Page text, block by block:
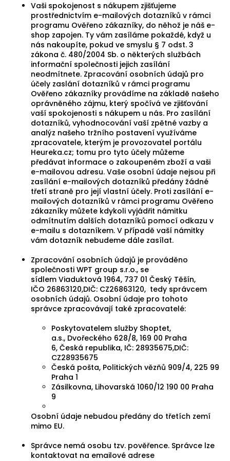
Vaši spokojenost s nákupem zjišťujeme
prostřednictvím e-mailových dotazníků v rámci
programu Ověřeno zákazníky, do něhož je náš e-
shop zapojen. Ty vám zasíláme pokaždé, když u
nás nakoupíte, pokud ve smyslu § 7 odst. 3
zákona č. 480/2004 Sb. o některých službách
informační společnosti jejich zasílání
neodmítnete. Zpracování osobních údajů pro
účely zaslání dotazníků v rámci programu
Ověřeno zákazníky provádíme na základě našeho
oprávněného zájmu, který spočívá ve zjišťování
vaší spokojenosti s nákupem u nás. Pro zasílání
dotazníků, vyhodnocování vaší zpětné vazby a
analýz našeho tržního postavení využíváme
zpracovatele, kterým je provozovatel portálu
Heureka.cz; tomu pro tyto účely můžeme
předávat informace o zakoupeném zboží a vaši
e-mailovou adresu. Vaše osobní údaje nejsou při
zasílání e-mailových dotazníků předány žádné
třetí straně pro její vlastní účely. Proti zasílání e-
mailových dotazníků v rámci programu Ověřeno
zákazníky můžete kdykoli vyjádřit námitku
odmítnutím dalších dotazníků pomocí odkazu v
e-mailu s dotazníkem. V případě vaší námitky
vám dotazník nebudeme dále zasílat.
Zpracování osobních údajů je prováděno
společnosti WPT group s.r.o., se
sídlem Viaduktová 1964, 737 01 Český Těšín,
IČO 26863120,DIČ: CZ26863120, tedy správcem
osobních údajů. Osobní údaje pro tohoto
správce zpracovávají také zpracovatelé:
Poskytovatelem služby Shoptet,
a.s., Dvořeckého 628/8, 169 00 Praha
6, Česká republika, IČ: 28935675,DIČ:
CZ28935675
Česká pošta, Politických vězňů 909/4, 225 99
Praha 1
Zásilkovna, Lihovarská 1060/12 190 00 Praha
9
Osobní údaje nebudou předány do třetích zemí
mimo EU.
Správce nemá osobu tzv. pověřence. Správce lze
kontaktovat na emailové adrese